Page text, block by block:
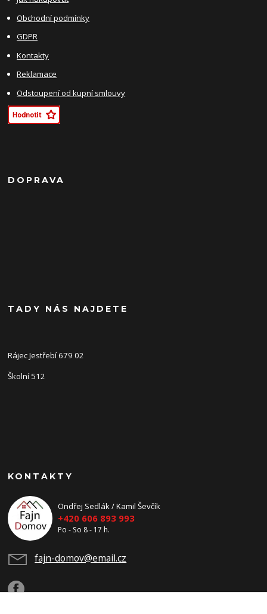
Obchodní podmínky
GDPR
Kontakty
Reklamace
Odstoupení od kupní smlouvy
DOPRAVA
TADY NÁS NAJDETE
Rájec Jestřebí 679 02
Školní 512
KONTAKTY
Ondřej Sedlák / Kamil Ševčík
+420 606 893 993
Po - So 8 - 17 h.
fajn-domov@email.cz